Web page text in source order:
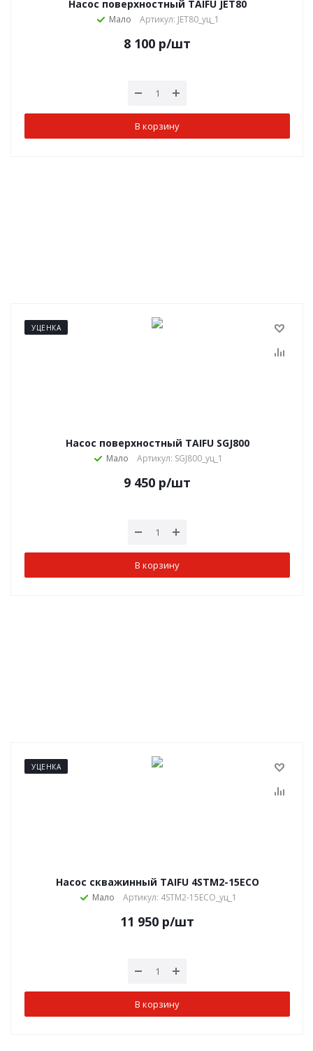
Насос поверхностный TAIFU JET80
Мало Артикул: JET80_уц_1
8 100 р/шт
В корзину
УЦЕНКА
Насос поверхностный TAIFU SGJ800
Мало Артикул: SGJ800_уц_1
9 450 р/шт
В корзину
УЦЕНКА
Насос скважинный TAIFU 4STM2-15ECO
Мало Артикул: 4STM2-15ECO_уц_1
11 950 р/шт
В корзину